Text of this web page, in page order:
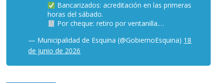
Bancarizados: acreditación en las primeras
horas del sábado.
Por cheque: retiro por ventanilla.…
— Municipalidad de Esquina (@GobiernoEsquina) 18
de junio de 2026